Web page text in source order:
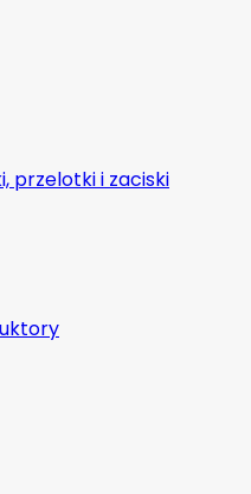
przelotki i zaciski